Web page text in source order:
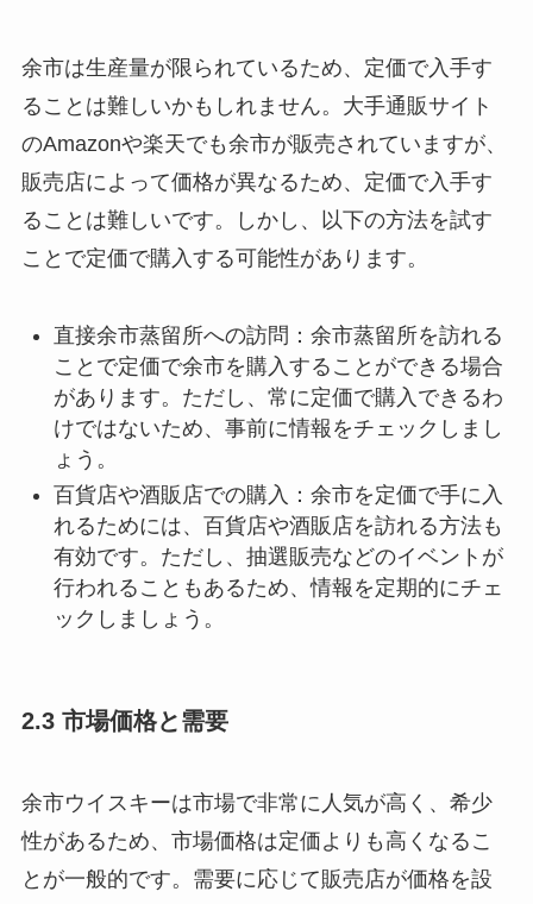
余市は生産量が限られているため、定価で入手す
ることは難しいかもしれません。大手通販サイト
のAmazonや楽天でも余市が販売されていますが、
販売店によって価格が異なるため、定価で入手す
ることは難しいです。しかし、以下の方法を試す
ことで定価で購入する可能性があります。
直接余市蒸留所への訪問：余市蒸留所を訪れる
ことで定価で余市を購入することができる場合
があります。ただし、常に定価で購入できるわ
けではないため、事前に情報をチェックしまし
ょう。
百貨店や酒販店での購入：余市を定価で手に入
れるためには、百貨店や酒販店を訪れる方法も
有効です。ただし、抽選販売などのイベントが
行われることもあるため、情報を定期的にチェ
ックしましょう。
2.3 市場価格と需要
余市ウイスキーは市場で非常に人気が高く、希少
性があるため、市場価格は定価よりも高くなるこ
とが一般的です。需要に応じて販売店が価格を設